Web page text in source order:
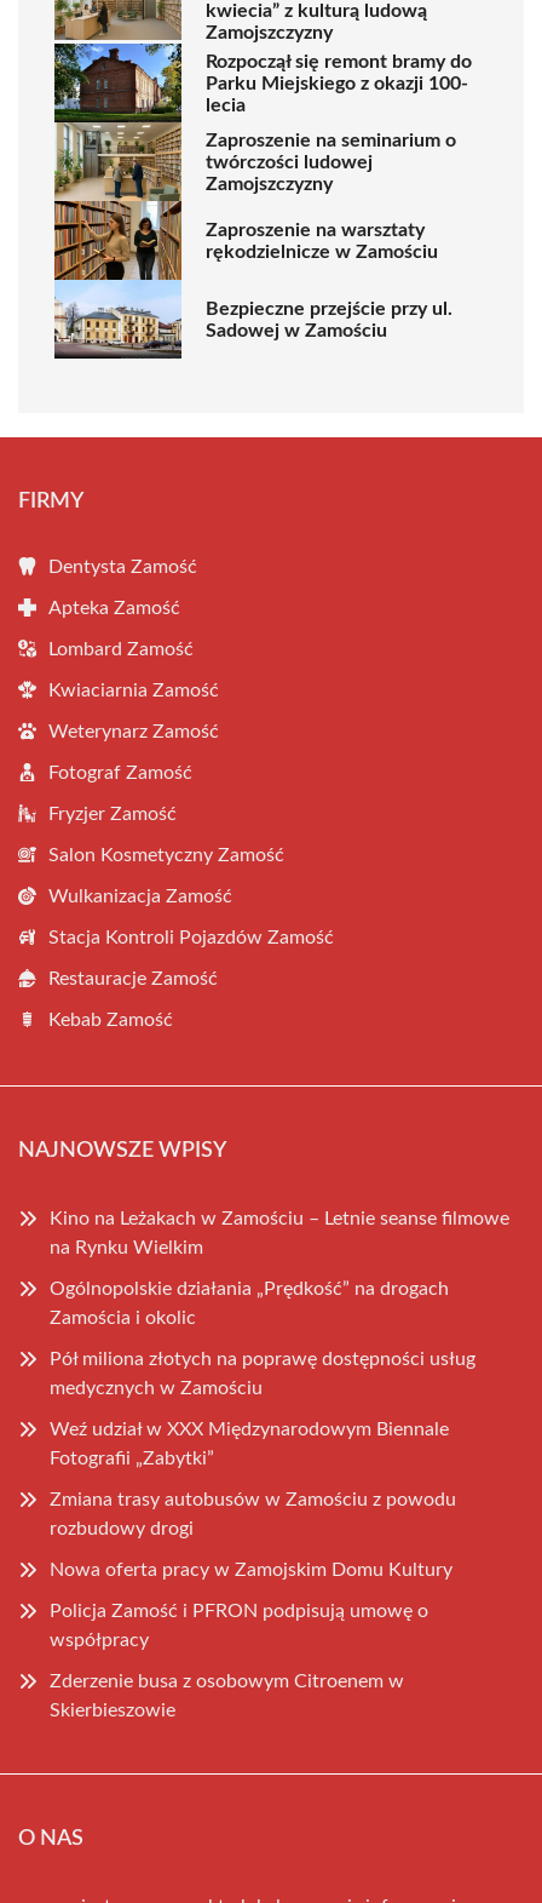
kwiecia” z kulturą ludową
Zamojszczyzny
Rozpoczął się remont bramy do
Parku Miejskiego z okazji 100-
lecia
Zaproszenie na seminarium o
twórczości ludowej
Zamojszczyzny
Zaproszenie na warsztaty
rękodzielnicze w Zamościu
Bezpieczne przejście przy ul.
Sadowej w Zamościu
FIRMY
Dentysta Zamość
Apteka Zamość
Lombard Zamość
Kwiaciarnia Zamość
Weterynarz Zamość
Fotograf Zamość
Fryzjer Zamość
Salon Kosmetyczny Zamość
Wulkanizacja Zamość
Stacja Kontroli Pojazdów Zamość
Restauracje Zamość
Kebab Zamość
NAJNOWSZE WPISY
Kino na Leżakach w Zamościu – Letnie seanse filmowe
na Rynku Wielkim
Ogólnopolskie działania „Prędkość” na drogach
Zamościa i okolic
Pół miliona złotych na poprawę dostępności usług
medycznych w Zamościu
Weź udział w XXX Międzynarodowym Biennale
Fotografii „Zabytki”
Zmiana trasy autobusów w Zamościu z powodu
rozbudowy drogi
Nowa oferta pracy w Zamojskim Domu Kultury
Policja Zamość i PFRON podpisują umowę o
współpracy
Zderzenie busa z osobowym Citroenem w
Skierbieszowie
O NAS